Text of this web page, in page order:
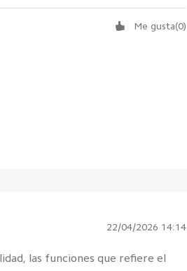
Me gusta(0)
22/04/2026 14:14
las funciones que refiere el